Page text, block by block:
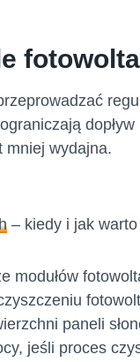
mniej wydajna.
– kiedy i jak
modułów
paneli
jeśli proces